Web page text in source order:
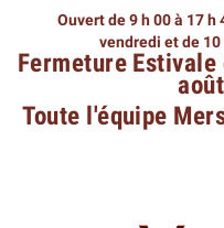
Ouvert de 9 h 00 à 17
vendredi et de 10
Fermeture
Toute l'équipe